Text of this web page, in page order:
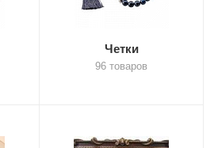
Четки
96 товаров